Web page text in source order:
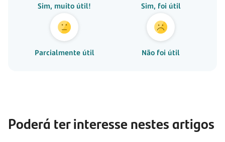
Sim, muito útil! Sim, foi útil
Parcialmente útil Não foi útil
Poderá ter interesse nestes artigos